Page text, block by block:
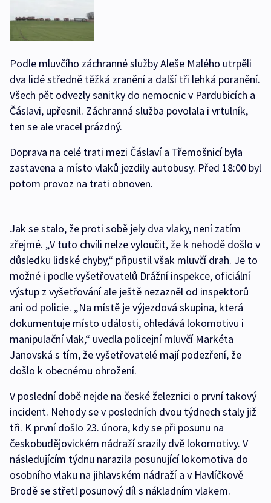
Podle mluvčího záchranné služby Aleše Malého utrpěli
dva lidé středně těžká zranění a další tři lehká poranění.
Všech pět odvezly sanitky do nemocnic v Pardubicích a
Čáslavi, upřesnil. Záchranná služba povolala i vrtulník,
ten se ale vracel prázdný.
Doprava na celé trati mezi Čáslaví a Třemošnicí byla
zastavena a místo vlaků jezdily autobusy. Před 18:00 byl
potom provoz na trati obnoven.
Jak se stalo, že proti sobě jely dva vlaky, není zatím
zřejmé. „V tuto chvíli nelze vyloučit, že k nehodě došlo v
důsledku lidské chyby,“ připustil však mluvčí drah. Je to
možné i podle vyšetřovatelů Drážní inspekce, oficiální
výstup z vyšetřování ale ještě nezazněl od inspektorů
ani od policie. „Na místě je výjezdová skupina, která
dokumentuje místo události, ohledává lokomotivu i
manipulační vlak,“ uvedla policejní mluvčí Markéta
Janovská s tím, že vyšetřovatelé mají podezření, že
došlo k obecnému ohrožení.
V poslední době nejde na české železnici o první takový
incident. Nehody se v posledních dvou týdnech staly již
tři. K první došlo 23. února, kdy se při posunu na
českobudějovickém nádraží srazily dvě lokomotivy. V
následujícím týdnu narazila posunující lokomotiva do
osobního vlaku na jihlavském nádraží a v Havlíčkově
Brodě se střetl posunový díl s nákladním vlakem.